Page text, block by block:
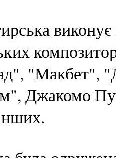
виконує
"Макбет",
Джакомо